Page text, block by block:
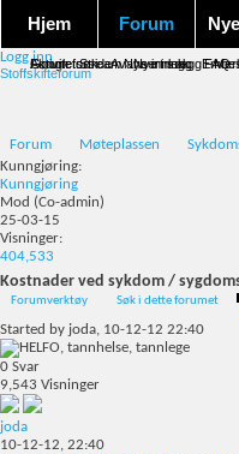
Hjem Forum
Forum forside Nye innlegg FAQ
Aktivitet Stream Nye innlegg
Google søk Avansert søk
Logg inn
Stoffskifteforum
Forum Møteplassen
Kunngjøring:
Kunngjøring
Mod (Co-admin)
25-03-15
Visninger:
404,533
Kostnader ved sykdom /
Forumverktøy Søk i dette forumet
Started by joda, 10-12-12 22:40
0 Svar
9,543 Visninger
joda
10-12-12, 22:40